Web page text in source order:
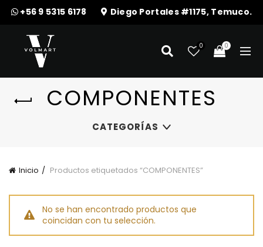
+56 9 5315 6178 Diego Portales #1175, Temuco.
0 0
COMPONENTES
CATEGORÍAS
Inicio Productos etiquetados “COMPONENTES”
No se han encontrado productos que
coincidan con tu selección.